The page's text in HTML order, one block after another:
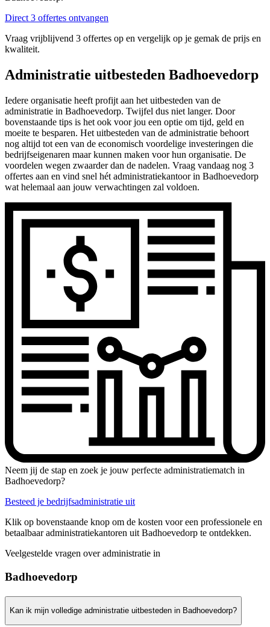
Direct 3 offertes ontvangen
Vraag vrijblijvend 3 offertes op en vergelijk op je gemak de prijs en
kwaliteit.
Administratie uitbesteden Badhoevedorp
Iedere organisatie heeft profijt aan het uitbesteden van de
administratie in Badhoevedorp. Twijfel dus niet langer. Door
bovenstaande tips is het ook voor jou een optie om tijd, geld en
moeite te besparen. Het uitbesteden van de administratie behoort
nog altijd tot een van de economisch voordelige investeringen die
bedrijfseigenaren maar kunnen maken voor hun organisatie. De
voordelen wegen zwaarder dan de nadelen. Vraag vandaag nog 3
offertes aan en vind snel hét administratiekantoor in Badhoevedorp
wat helemaal aan jouw verwachtingen zal voldoen.
Neem jij de stap en zoek je jouw perfecte administratiematch in
Badhoevedorp?
Besteed je bedrijfsadministratie uit
Klik op bovenstaande knop om de kosten voor een professionele en
betaalbaar administratiekantoren uit Badhoevedorp te ontdekken.
Veelgestelde vragen over administratie in
Badhoevedorp
Kan ik mijn volledige administratie uitbesteden in Badhoevedorp?